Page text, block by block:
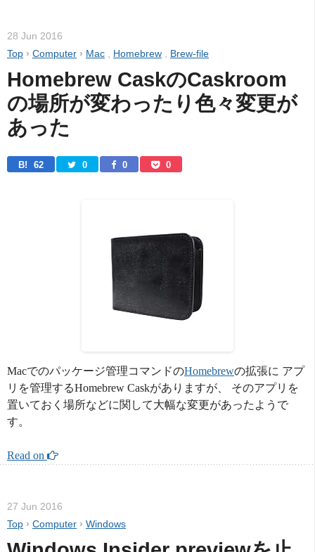
28 Jun 2016
Top › Computer › Mac Homebrew Brew-file
Homebrew CaskのCaskroom
の場所が変わったり色々変更が
あった
B! 62 0 0 0
Macでのパッケージ管理コマンドのHomebrewの拡張に アプ
リを管理するHomebrew Caskがありますが、 そのアプリを
置いておく場所などに関して大幅な変更があったようで
す。
Read on
27 Jun 2016
Top › Computer › Windows